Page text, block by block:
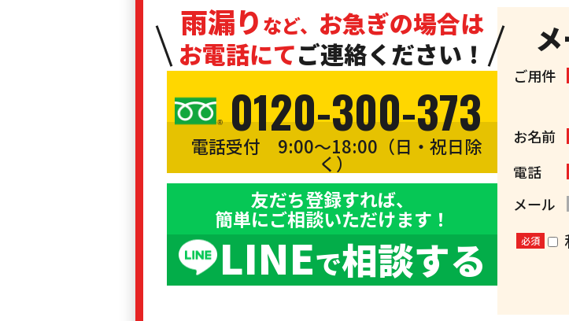
雨漏り など、 お急ぎの場合は
お電話にてご連絡ください！
0120-300-373
電話受付 9:00〜18:00（日・祝日除
く）
友だち登録すれば、
簡単にご相談いただけます！
LINEで相談する
ご用件
お名前
電話
メール
必須